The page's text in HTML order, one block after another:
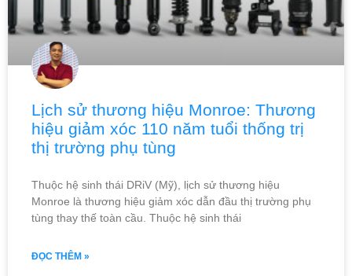
Lịch sử thương hiệu Monroe: Thương
hiệu giảm xóc 110 năm tuổi thống trị
thị trường phụ tùng
Thuộc hệ sinh thái DRiV (Mỹ), lịch sử thương hiệu
Monroe là thương hiệu giảm xóc dẫn đầu thị trường phụ
tùng thay thế toàn cầu. Thuộc hệ sinh thái
ĐỌC THÊM »